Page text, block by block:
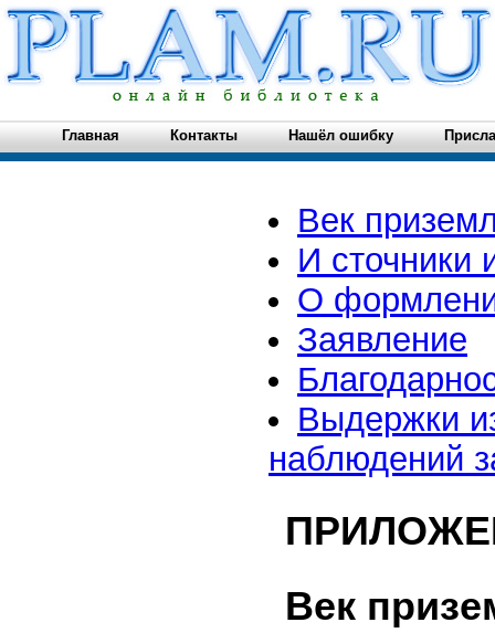
Главная Контакты Нашёл ошибку
Век
И сточники
О
Заявление
Выдержки
наблюдений
Век